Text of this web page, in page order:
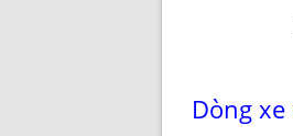
Dòng xe